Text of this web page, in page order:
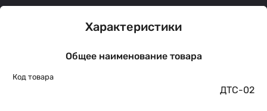
Характеристики
Общее наименование товара
Код товара
ДТС-02